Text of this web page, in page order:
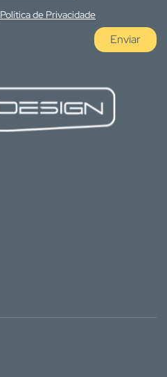
Política de Privacidade
Enviar